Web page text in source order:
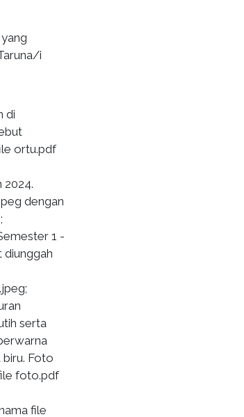
i
di
ortu.pdf
2024.
dengan
1 -
diunggah
serta
Foto
foto.pdf
file